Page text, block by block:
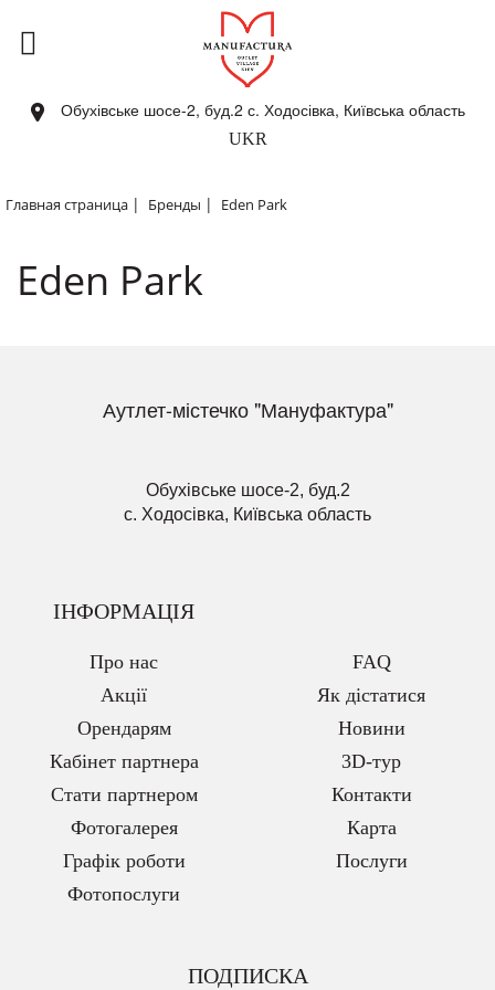
Обухівське шосе-2, буд.2 с. Ходосівка, Київська область
UKR
Главная страница | Бренды | Eden Park
Eden Park
Аутлет-містечко "Мануфактура"
Обухівське шосе-2, буд.2
с. Ходосівка, Київська область
ІНФОРМАЦІЯ
Про нас
Акції
Орендарям
Кабінет партнера
Стати партнером
Фотогалерея
Графік роботи
Фотопослуги
FAQ
Як дістатися
Новини
3D-тур
Контакти
Карта
Послуги
ПОДПИСКА